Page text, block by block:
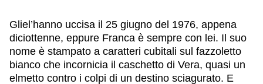
Gliel’hanno uccisa il 25 giugno del 1976, appena
diciottenne, eppure Franca è sempre con lei. Il suo
nome è stampato a caratteri cubitali sul fazzoletto
bianco che incornicia il caschetto di Vera, quasi un
elmetto contro i colpi di un destino sciagurato. E